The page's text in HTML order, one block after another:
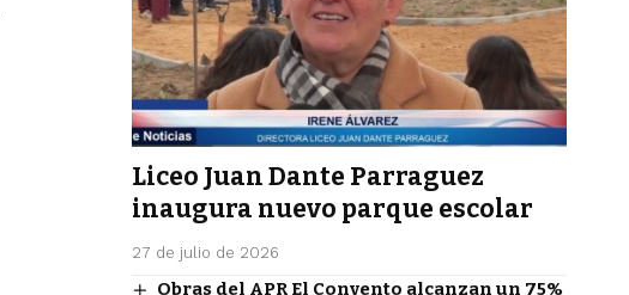
Liceo Juan Dante Parraguez
inaugura nuevo parque escolar
27 de julio de 2026
Obras del APR El Convento alcanzan un 75%